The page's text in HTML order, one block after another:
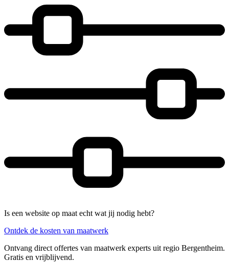
Is een website op maat echt wat jij nodig hebt?
Ontdek de kosten van maatwerk
Ontvang direct offertes van maatwerk experts uit regio Bergentheim.
Gratis en vrijblijvend.